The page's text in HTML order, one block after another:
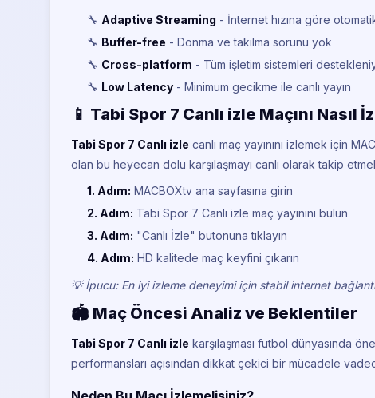
🔧 Adaptive Streaming - İnternet hızına göre
🔧 Buffer-free - Donma ve takılma sorunu yok
🔧 Cross-platform - Tüm işletim sistemleri
🔧 Low Latency - Minimum gecikme ile canlı yayın
📱 Tabi Spor 7 Canlı izle Maçını Nasıl
Tabi Spor 7 Canlı izle canlı maç yayınını izlemek için
olan bu heyecan dolu karşılaşmayı canlı olarak takip
1. Adım: MACBOXtv ana sayfasına girin
2. Adım: Tabi Spor 7 Canlı izle maç yayınını bulun
3. Adım: "Canlı İzle" butonuna tıklayın
4. Adım: HD kalitede maç keyfini çıkarın
💡 İpucu: En iyi izleme deneyimi için stabil internet
🏟️ Maç Öncesi Analiz ve Beklentiler
Tabi Spor 7 Canlı izle karşılaşması futbol dünyasında
performansları açısından dikkat çekici bir mücadele